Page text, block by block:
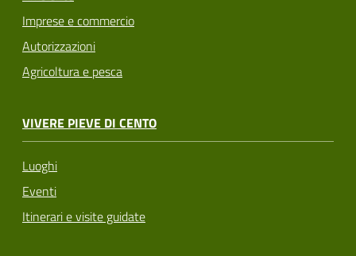
Imprese e commercio
Autorizzazioni
Agricoltura e pesca
VIVERE PIEVE DI CENTO
Luoghi
Eventi
Itinerari e visite guidate